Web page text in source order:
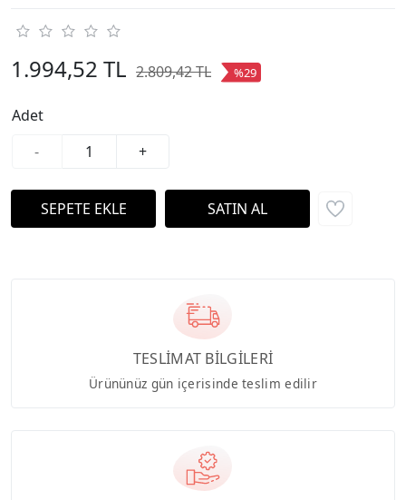
1.994,52 TL 2.809,42 TL %29
Adet
-
+
TESLİMAT BİLGİLERİ
Ürününüz gün içerisinde teslim edilir